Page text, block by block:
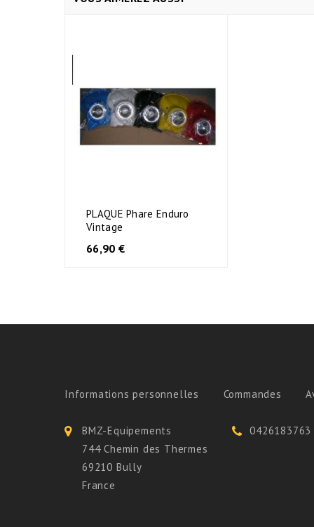
PLAQUE Phare Enduro
Vintage
66,90 €
Informations personnelles Commandes
BMZ-Equipements
744 Chemin des Thermes
69210 Bully
France
0426183763